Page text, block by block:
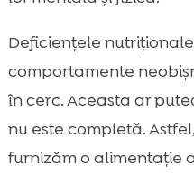
Deficiențele
comportamente
în cerc. Aceasta ar
nu este completă.
furnizăm o alimentație